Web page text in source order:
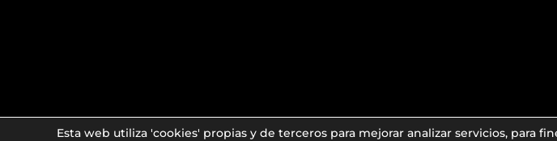
Esta web utiliza 'cookies' propias y de terceros para mejorar analizar servicios, para